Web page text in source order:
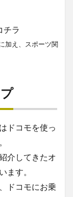
チラ
加え、スポーツ関
ドコモを使っ
介してきたオ
ます。
ドコモにお乗